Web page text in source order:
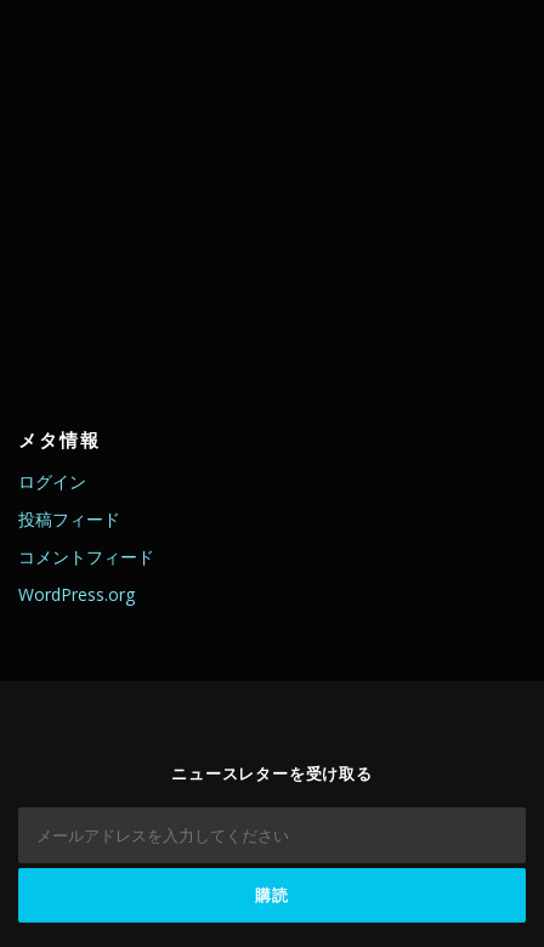
メタ情報
ログイン
投稿フィード
コメントフィード
WordPress.org
ニュースレターを受け取る